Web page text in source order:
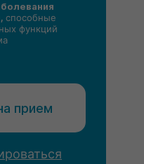
способные
функций
прием